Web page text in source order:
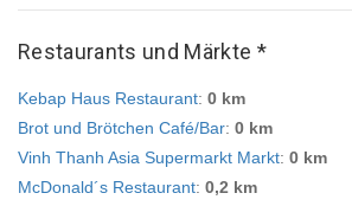
Restaurants und Märkte *
Kebap Haus Restaurant: 0 km
Brot und Brötchen Café/Bar: 0 km
Vinh Thanh Asia Supermarkt Markt: 0 km
McDonald´s Restaurant: 0,2 km